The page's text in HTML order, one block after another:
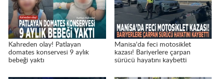
Kahreden olay! Patlayan
domates konservesi 9 aylık
bebeği yaktı
Manisa'da feci motosiklet
kazası! Bariyerlere çarpan
sürücü hayatını kaybetti